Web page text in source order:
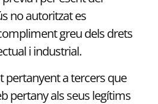
no autoritzat es
greu dels drets
i industrial.
pertanyent a tercers que
pertany als seus legítims